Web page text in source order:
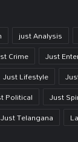
just Analysis
Crime
Just
Just Lifestyle
Political Just
Just Telangana